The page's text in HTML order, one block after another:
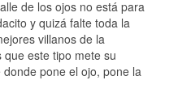
de los ojos no está para
y quizá falte toda la
villanos de la
este tipo mete su
pone el ojo, pone la